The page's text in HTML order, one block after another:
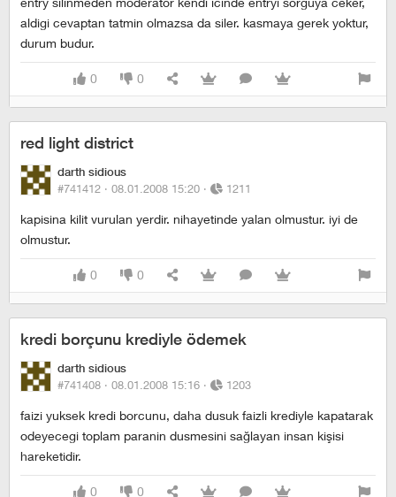
aldigi cevaptan tatmin olmazsa da siler. kasmaya gerek yoktur,
durum budur.
0 0
red light district
darth sidious
#741412 · 08.01.2008 15:20 · 1211
kapisina kilit vurulan yerdir. nihayetinde yalan olmustur. iyi de
olmustur.
0 0
kredi borçunu krediyle ödemek
darth sidious
#741408 · 08.01.2008 15:16 · 1203
faizi yuksek kredi borcunu, daha dusuk faizli krediyle kapatarak
odeyecegi toplam paranin dusmesini sağlayan insan kişisi
hareketidir.
0 0